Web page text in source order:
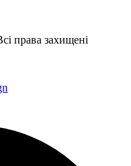
права захищені